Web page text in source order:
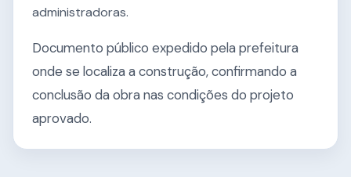
administradoras.
Documento público expedido pela prefeitura
onde se localiza a construção, confirmando a
conclusão da obra nas condições do projeto
aprovado.